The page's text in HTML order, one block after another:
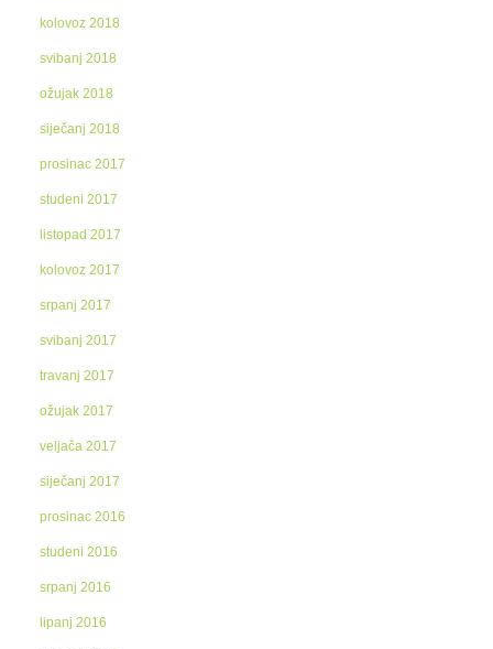
kolovoz 2018
svibanj 2018
ožujak 2018
siječanj 2018
prosinac 2017
studeni 2017
listopad 2017
kolovoz 2017
srpanj 2017
svibanj 2017
travanj 2017
ožujak 2017
veljača 2017
siječanj 2017
prosinac 2016
studeni 2016
srpanj 2016
lipanj 2016